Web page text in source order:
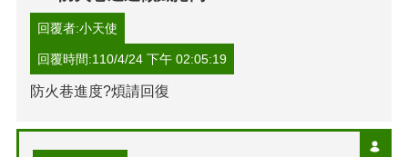
回覆者:小天使
回覆時間:110/4/24 下午 02:05:19
防火巷進度?煩請回復